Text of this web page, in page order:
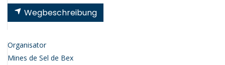
Wegbeschreibung
Organisator
Mines de Sel de Bex